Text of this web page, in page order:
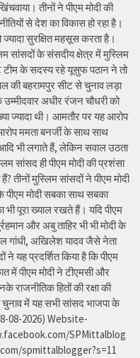
तीनों ने पीएम मोदी की
से देश का विकास हो रहा है।
सुरक्षित महसूस करता है।
सांसदों के संसदीय क्षेत्र में मुस्लिम
टीम के सदस्य रहे यूसुफ पठान ने तो
की बहरामपुर सीट से चुनाव लड़ा
अधीर रंजन चौधरी को
ज्यादा थी। आमतौर पर यह आरोप
ममता बनर्जी के साथ साथ
भी लगाते हैं, लेकिन सवाल उठता
सांसद ही पीएम मोदी की प्रशंसा
तीनों मुस्लिम सांसदों ने पीएम मोदी
मोदी सबका साथ सबका
पूरा ख्याल रखते हैं। यदि पीएम
और अबु ताहिर भी भी मोदी के
गांधी, अखिलेश यादव जैसे नेता
यह प्रदर्शित किया है कि पीएम
में पीएम मोदी ने टीएमसी और
राजनीतिक हितों की रक्षा की
चुनाव में यह सभी सांसद भाजपा के
08-2026) Website-
SPMittalblog
spmittalblogger?s=11